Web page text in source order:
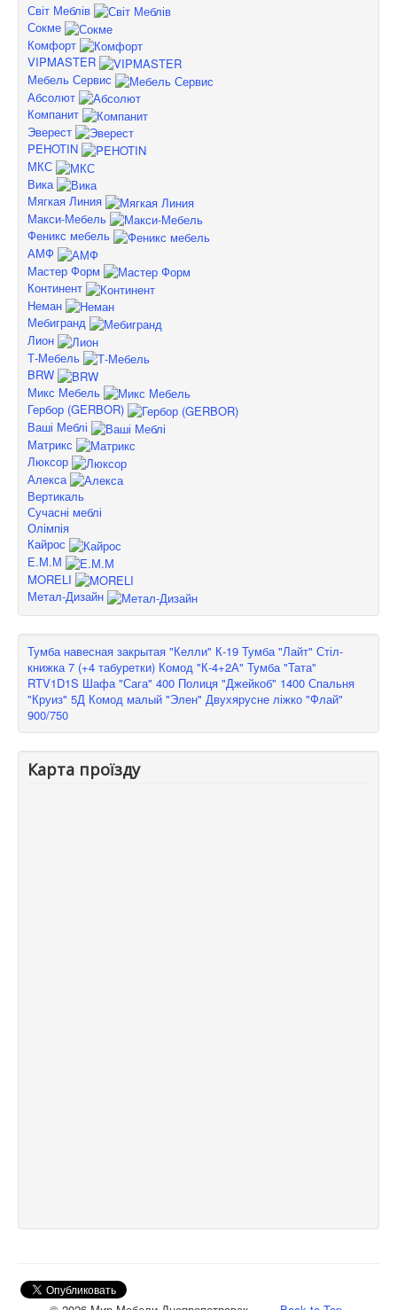
Світ Меблів
Сокме
Комфорт
VIPMASTER
Мебель Сервис
Абсолют
Компанит
Эверест
PEHOTIN
МКС
Вика
Мягкая Линия
Макси-Мебель
Феникс мебель
АМФ
Мастер Форм
Континент
Неман
Мебигранд
Лион
Т-Мебель
BRW
Микс Мебель
Гербор (GERBOR)
Ваші Меблі
Матрикс
Люксор
Алекса
Вертикаль
Сучасні меблі
Олімпія
Кайрос
Е.М.М
MORELI
Метал-Дизайн
Тумба навесная закрытая "Келли" К-19 Тумба "Лайт" Стіл-
книжка 7 (+4 табуретки) Комод "К-4+2А" Тумба "Тата"
RTV1D1S Шафа "Сага" 400 Полиця "Джейкоб" 1400 Спальня
"Круиз" 5Д Комод малый "Элен" Двухярусне ліжко "Флай"
900/750
Карта проїзду